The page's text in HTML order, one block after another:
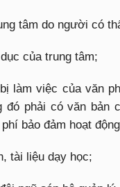
tâm do người có
của trung tâm;
làm việc của văn
đó phải có văn bản
bảo đảm hoạt
tài liệu dạy học;